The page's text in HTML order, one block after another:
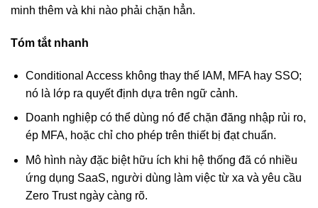
minh thêm và khi nào phải chặn hẳn.
Tóm tắt nhanh
Conditional Access không thay thế IAM, MFA hay SSO;
nó là lớp ra quyết định dựa trên ngữ cảnh.
Doanh nghiệp có thể dùng nó để chặn đăng nhập rủi ro,
ép MFA, hoặc chỉ cho phép trên thiết bị đạt chuẩn.
Mô hình này đặc biệt hữu ích khi hệ thống đã có nhiều
ứng dụng SaaS, người dùng làm việc từ xa và yêu cầu
Zero Trust ngày càng rõ.